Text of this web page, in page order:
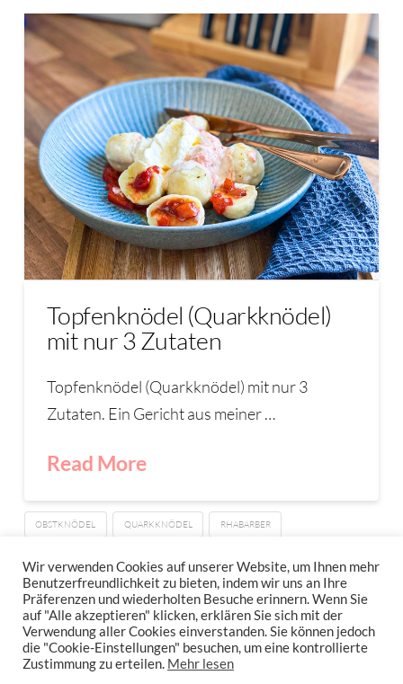
Topfenknödel (Quarkknödel)
mit nur 3 Zutaten
Topfenknödel (Quarkknödel) mit nur 3
Zutaten. Ein Gericht aus meiner …
Read More
OBSTKNÖDEL QUARKKNÖDEL RHABARBER
IMPRESSUM
DATENSCHUTZERKLÄRUNG
NEWSLETTER DATENSCHUTZRICHTLINIEN
Wir verwenden Cookies auf unserer Website, um Ihnen mehr
Benutzerfreundlichkeit zu bieten, indem wir uns an Ihre
Präferenzen und wiederholten Besuche erinnern. Wenn Sie
auf "Alle akzeptieren" klicken, erklären Sie sich mit der
Verwendung aller Cookies einverstanden. Sie können jedoch
die "Cookie-Einstellungen" besuchen, um eine kontrollierte
Zustimmung zu erteilen. Mehr lesen